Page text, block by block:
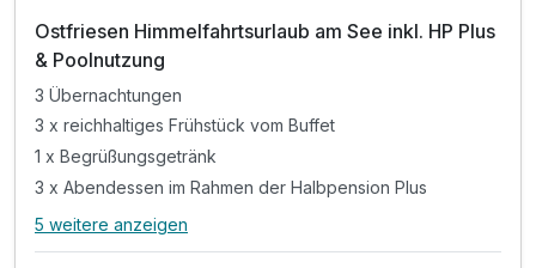
Ostfriesen Himmelfahrtsurlaub am See inkl. HP Plus
& Poolnutzung
3 Übernachtungen
3 x reichhaltiges Frühstück vom Buffet
1 x Begrüßungsgetränk
3 x Abendessen im Rahmen der Halbpension Plus
Alle Inklusivleistungen
5 weitere anzeigen